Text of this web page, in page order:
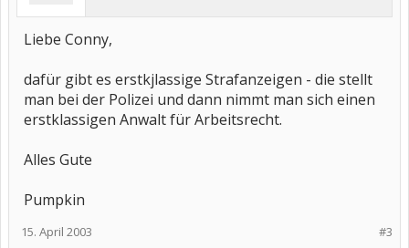
Liebe Conny,
dafür gibt es erstkjlassige Strafanzeigen - die stellt
man bei der Polizei und dann nimmt man sich einen
erstklassigen Anwalt für Arbeitsrecht.
Alles Gute
Pumpkin
#3
15. April 2003